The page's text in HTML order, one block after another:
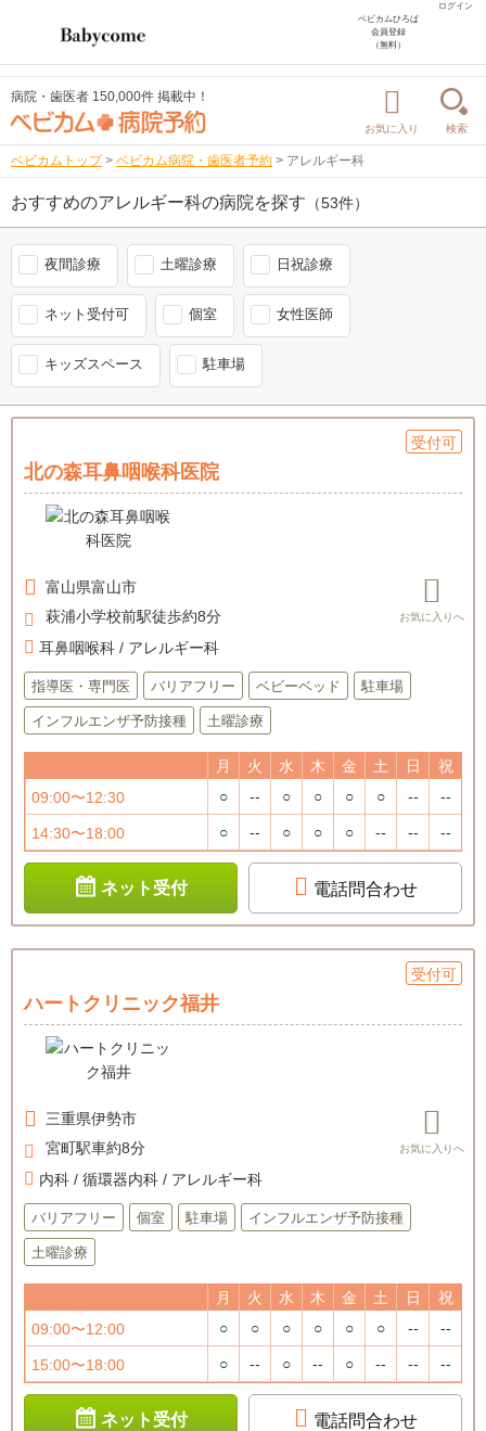
ログイン
ベビカムひろば
会員登録
（無料）
病院・歯医者 150,000件 掲載中！
お気に入り 検索
ベビカムトップ > ベビカム病院・歯医者予約 > アレルギー科
おすすめのアレルギー科の病院を探す （53件）
夜間診療 土曜診療 日祝診療
ネット受付可 個室 女性医師
キッズスペース 駐車場
受付可
北の森耳鼻咽喉科医院
富山県富山市
萩浦小学校前駅徒歩約8分
耳鼻咽喉科 / アレルギー科
指導医・専門医 バリアフリー ベビーベッド 駐車場
インフルエンザ予防接種 土曜診療
月 火 水 木 金 土 日
祝
09:00〜12:30
○ -- ○ ○ ○ ○ -- --
14:30〜18:00 ○ -- ○ ○ ○ -- -- --
ネット受付 電話問合わせ
受付可
ハートクリニック福井
三重県伊勢市
宮町駅車約8分
内科 / 循環器内科 / アレルギー科
バリアフリー 個室 駐車場 インフルエンザ予防接種
土曜診療
月 火 水 木 金 土 日
祝
09:00〜12:00
○ ○ ○ ○ ○ ○ -- --
15:00〜18:00 ○ -- ○ -- ○ -- -- --
ネット受付 電話問合わせ